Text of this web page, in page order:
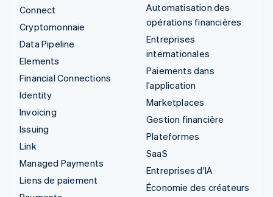
Connect
Cryptomonnaie
Data Pipeline
Elements
Financial Connections
Identity
Invoicing
Issuing
Link
Managed Payments
Liens de paiement
Automatisation des
opérations financières
Entreprises
internationales
Paiements dans
l’application
Marketplaces
Gestion financière
Plateformes
SaaS
Entreprises d'IA
Économie des créateurs